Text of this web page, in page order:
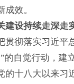
效。
建设持续走深走
贯彻落实习近平
的自觉行动，建
的十八大以来习